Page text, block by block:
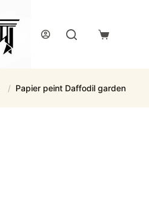
Panier
/ Papier peint Daffodil garden